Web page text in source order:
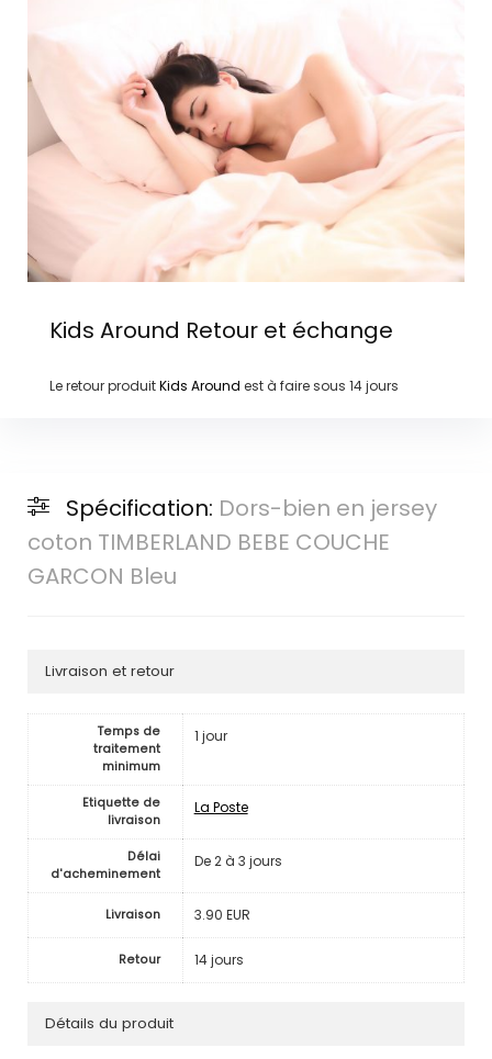
Kids Around Retour et échange
Le retour produitKids Around est à faire sous 14 jours
Spécification: Dors-bien en jersey
coton TIMBERLAND BEBE COUCHE
GARCON Bleu
Livraison et retour
Temps de
traitement
minimum
1 jour
Etiquette de
livraison
La Poste
Délai
d'acheminement
De 2 à 3 jours
Livraison 3.90 EUR
Retour 14 jours
Détails du produit